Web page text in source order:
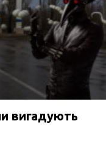
вигадують